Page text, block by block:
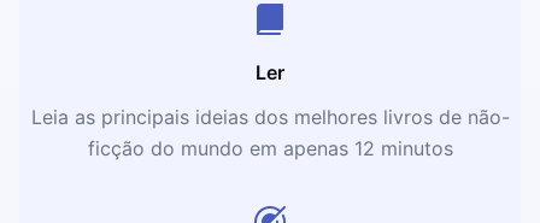
Ler
Leia as principais ideias dos melhores livros de não-
ficção do mundo em apenas 12 minutos